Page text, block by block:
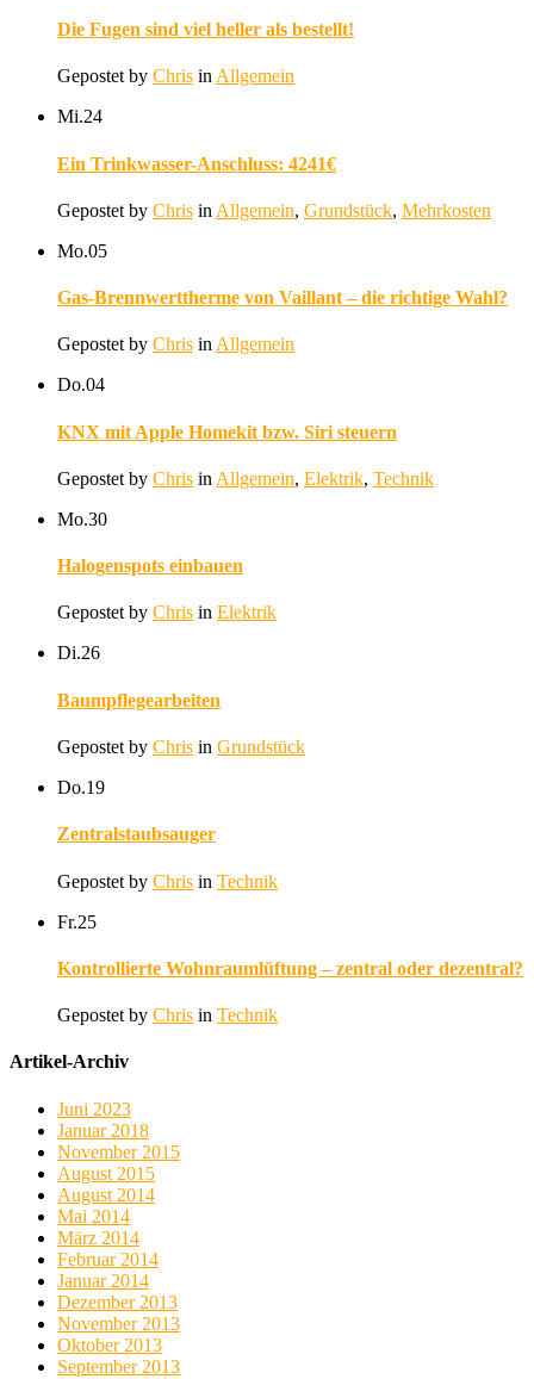
Die Fugen sind viel heller als bestellt!
Gepostet by Chris in Allgemein
Mi.24
Ein Trinkwasser-Anschluss: 4241€
Gepostet by Chris in Allgemein, Grundstück, Mehrkosten
Mo.05
Gas-Brennwerttherme von Vaillant – die richtige Wahl?
Gepostet by Chris in Allgemein
Do.04
KNX mit Apple Homekit bzw. Siri steuern
Gepostet by Chris in Allgemein, Elektrik, Technik
Mo.30
Halogenspots einbauen
Gepostet by Chris in Elektrik
Di.26
Baumpflegearbeiten
Gepostet by Chris in Grundstück
Do.19
Zentralstaubsauger
Gepostet by Chris in Technik
Fr.25
Kontrollierte Wohnraumlüftung – zentral oder dezentral?
Gepostet by Chris in Technik
Artikel-Archiv
Juni 2023
Januar 2018
November 2015
August 2015
August 2014
Mai 2014
März 2014
Februar 2014
Januar 2014
Dezember 2013
November 2013
Oktober 2013
September 2013